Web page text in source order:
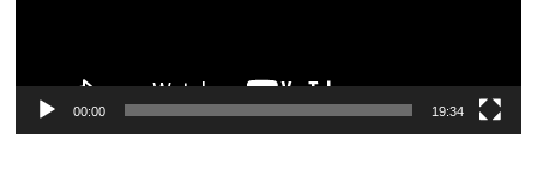
00:00 19:34